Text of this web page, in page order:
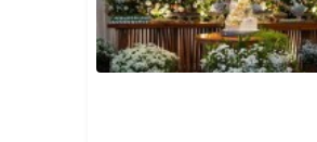
CRAS une debate contra